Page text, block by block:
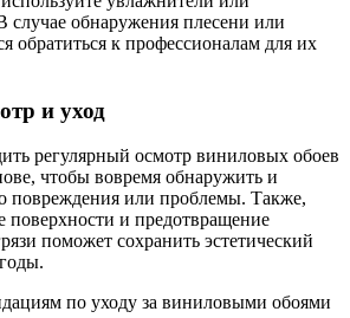
случае обнаружения плесени или
обратиться к профессионалам для их
и уход
регулярный осмотр виниловых обоев
чтобы вовремя обнаружить и
повреждения или проблемы. Также,
поверхности и предотвращение
поможет сохранить эстетический
по уходу за виниловыми обоями